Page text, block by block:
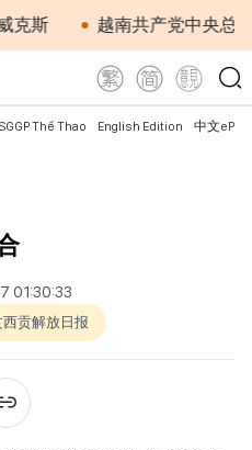
越南共产党中央总书记、国
SGGP Thể Thao English Edition 中文
01:30:33
贡解放日报